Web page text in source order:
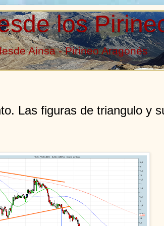
los
Ainsa - Pirineo Aragonés
Las figuras de triangulo y